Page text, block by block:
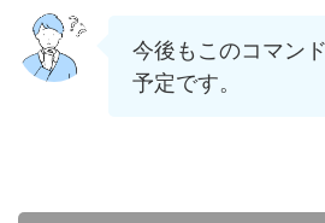
今後もこのコマン
予定です。